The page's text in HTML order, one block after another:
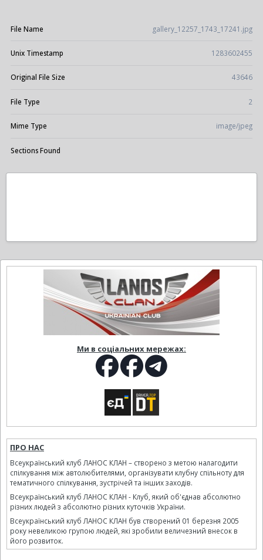
File Name gallery_12257_1743_17241.jpg
Unix Timestamp 1283602455
Original File Size 43646
File Type 2
Mime Type image/jpeg
Sections Found
Ми в соціальних мережах:
ПРО НАС
Всеукраїнський клуб ЛАНОС КЛАН – створено з метою налагодити
спілкування між автолюбителями, організувати клубну спільноту для
тематичного спілкування, зустрічей та інших заходів.
Всеукраїнський клуб ЛАНОС КЛАН - Клуб, який об'єднав абсолютно
різних людей з абсолютно різних куточків України.
Всеукраїнський клуб ЛАНОС КЛАН був створений 01 березня 2005
року невеликою групою людей, які зробили величезний внесок в
його розвиток.